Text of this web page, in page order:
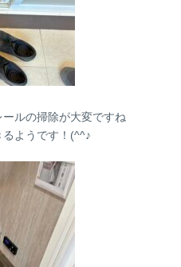
ルの掃除が大変ですね
ようです！(^^♪